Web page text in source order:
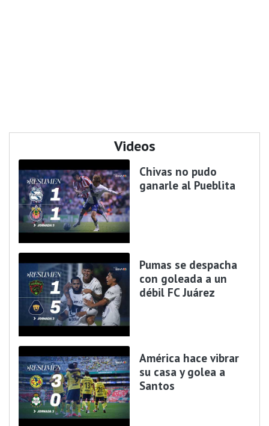
Videos
Chivas no pudo
ganarle al Pueblita
Pumas se despacha
con goleada a un
débil FC Juárez
América hace vibrar
su casa y golea a
Santos